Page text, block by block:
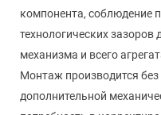
компонента, соблюдение
технологических зазоров
механизма и всего
Монтаж производится
дополнительной